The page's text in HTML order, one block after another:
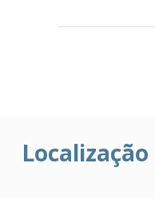
Localização